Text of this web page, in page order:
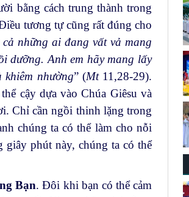
bằng cách trung thành trong
tương tự cũng rất đúng cho
cả những ai đang vất vả mang
dưỡng. Anh em hãy mang lấy
nhường” (Mt11,28-29).
cậy dựa vào Chúa Giêsu và
Chỉ cần ngồi thinh lặng trong
chúng ta có thể làm cho nỗi
phút này, chúng ta có thể
Bạn. Đôi khi bạn có thể cảm